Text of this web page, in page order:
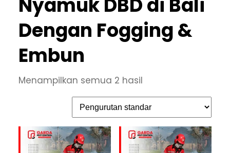
Dengan Fogging &
Embun
Menampilkan semua 2 hasil